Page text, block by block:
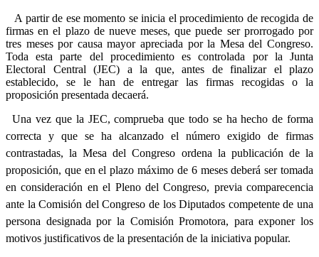
A partir de ese momento se inicia el procedimiento de recogida de
firmas en el plazo de nueve meses, que puede ser prorrogado por
tres meses por causa mayor apreciada por la Mesa del Congreso.
Toda esta parte del procedimiento es controlada por la Junta
Electoral Central (JEC) a la que, antes de finalizar el plazo
establecido, se le han de entregar las firmas recogidas o la
proposición presentada decaerá.
Una vez que la JEC, comprueba que todo se ha hecho de forma
correcta y que se ha alcanzado el número exigido de firmas
contrastadas, la Mesa del Congreso ordena la publicación de la
proposición, que en el plazo máximo de 6 meses deberá ser tomada
en consideración en el Pleno del Congreso, previa comparecencia
ante la Comisión del Congreso de los Diputados competente de una
persona designada por la Comisión Promotora, para exponer los
motivos justificativos de la presentación de la iniciativa popular.